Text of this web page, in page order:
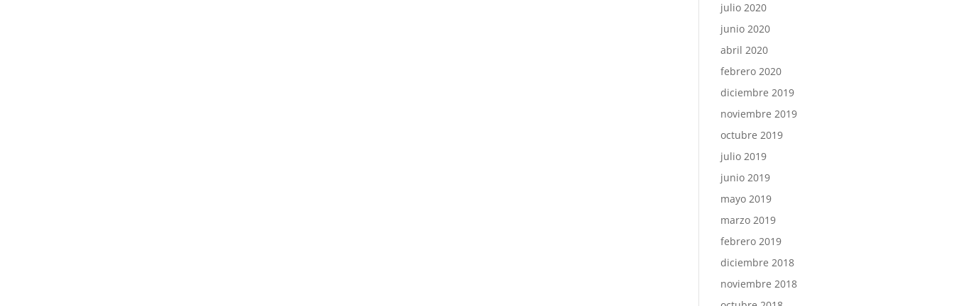
julio 2020
junio 2020
abril 2020
febrero 2020
diciembre 2019
noviembre 2019
octubre 2019
julio 2019
junio 2019
mayo 2019
marzo 2019
febrero 2019
diciembre 2018
noviembre 2018